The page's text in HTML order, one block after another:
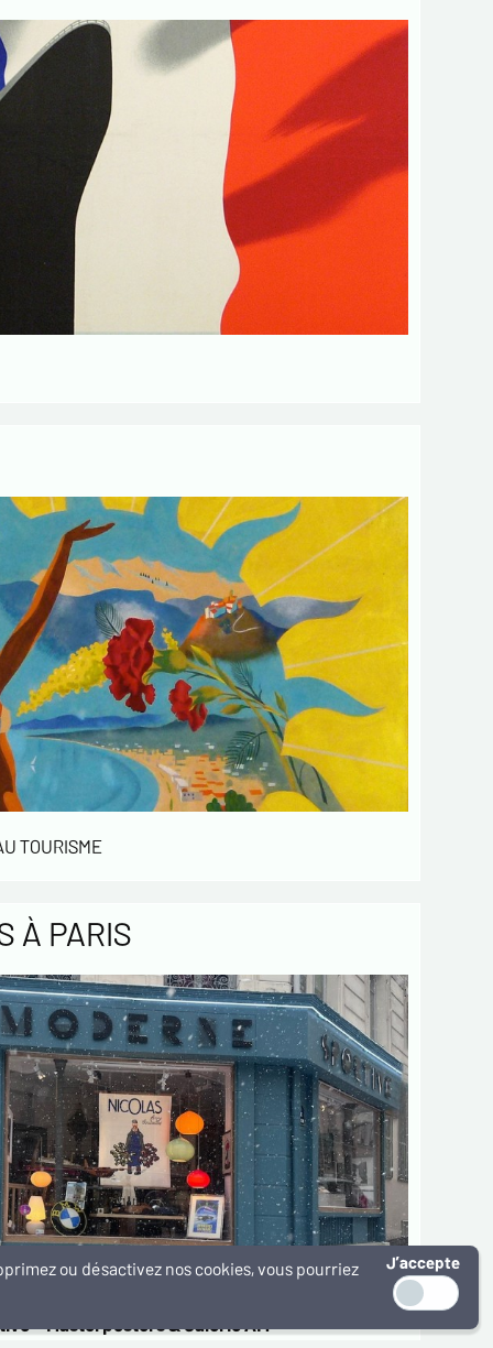
TOURISME
À PARIS
J’accepte
ou désactivez nos cookies, vous pourriez